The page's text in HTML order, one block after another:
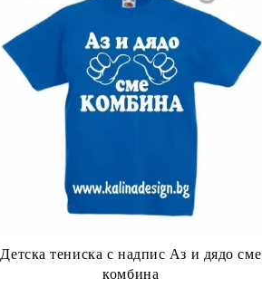
Детска тениска с надпис Аз и дядо сме
комбина